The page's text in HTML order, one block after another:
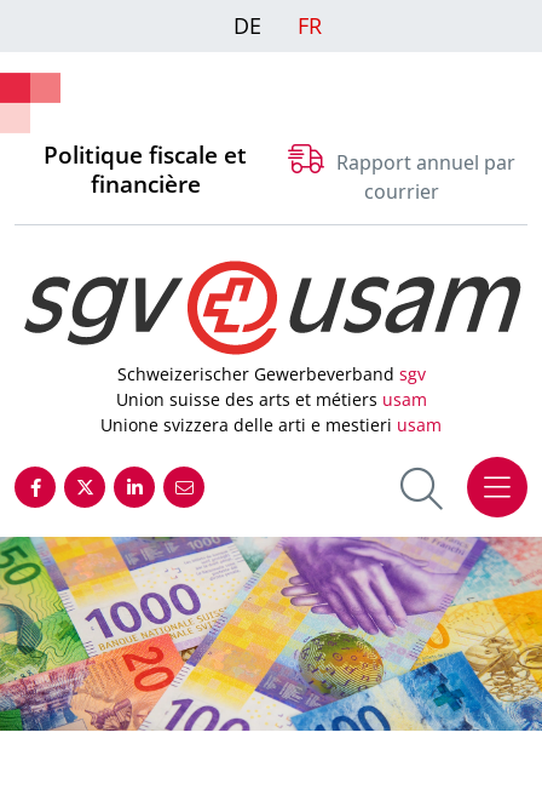
DE FR
Politique fiscale et
financière
Rapport annuel par
courrier
Schweizerischer Gewerbeverband sgv
Union suisse des arts et métiers usam
Unione svizzera delle arti e mestieri usam